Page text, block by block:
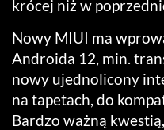
krócej niż w
Nowy MIUI ma
Androida 12, min.
nowy ujednolicony
na tapetach, do
Bardzo ważną